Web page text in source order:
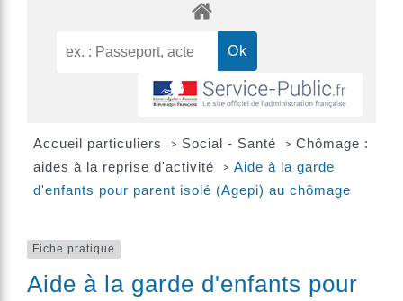
Accueil particuliers > Social - Santé > Chômage :
aides à la reprise d'activité
> Aide à la garde
d'enfants pour parent isolé (Agepi) au chômage
Fiche pratique
Aide à la garde d'enfants pour